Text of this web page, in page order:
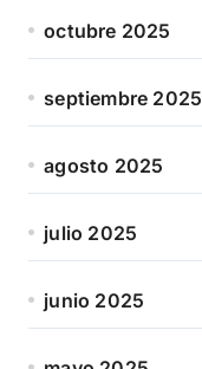
octubre 2025
septiembre 2025
agosto 2025
julio 2025
junio 2025